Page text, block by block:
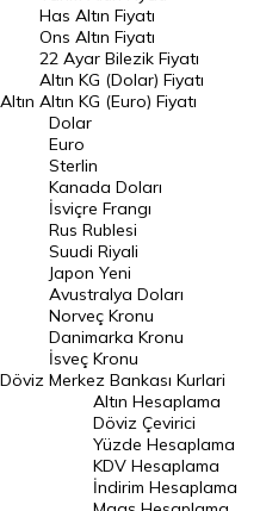
Döviz Kuru
Dolar Kuru
Euro Kuru
Pound Kuru
Frank Kuru
Riyal Kuru
Avustralya Doları
Danimarka Kronu Kuru
Kanada Doları Kuru
Norveç Kronu Kuru
İsveç Kronu Kuru
Japon Yeni Kuru
Serbest Piyasa Döviz Kurları
Altın
Has Altın Fiyatı
Ons Altın Fiyatı
22 Ayar Bilezik Fiyatı
Altın KG (Dolar) Fiyatı
Altın KG (Euro) Fiyatı
Döviz
Dolar
Euro
Sterlin
Kanada Doları
İsviçre Frangı
Rus Rublesi
Suudi Riyali
Japon Yeni
Avustralya Doları
Norveç Kronu
Danimarka Kronu
İsveç Kronu
Merkez Bankası Kurlari
Altın Hesaplama
Döviz Çevirici
Yüzde Hesaplama
KDV Hesaplama
İndirim Hesaplama